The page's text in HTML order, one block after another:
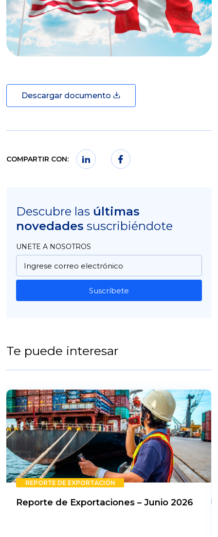
Descargar documento
COMPARTIR CON:
Descubre las últimas
novedades suscribiéndote
UNETE A NOSOTROS
Suscríbete
Te puede interesar
REPORTE DE EXPORTACIÓN
Reporte de Exportaciones – Junio 2026